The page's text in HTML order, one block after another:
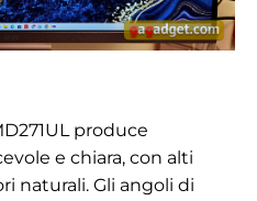
produce
e chiara, con alti
naturali. Gli angoli di